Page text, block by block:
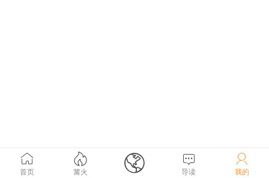

首页

篝火  
导读

我的